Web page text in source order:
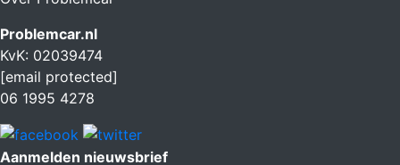
Problemcar.nl
KvK: 02039474
[email protected]
06 1995 4278
Aanmelden nieuwsbrief